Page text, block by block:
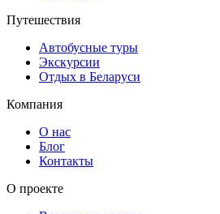
Путешествия
Автобусные туры
Экскурсии
Отдых в Беларуси
Компания
О нас
Блог
Контакты
О проекте